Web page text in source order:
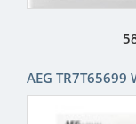
AEG